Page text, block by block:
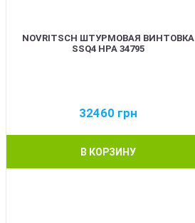
NOVRITSCH ШТУРМОВАЯ ВИНТОВКА
SSQ4 HPA 34795
32460 грн
В КОРЗИНУ